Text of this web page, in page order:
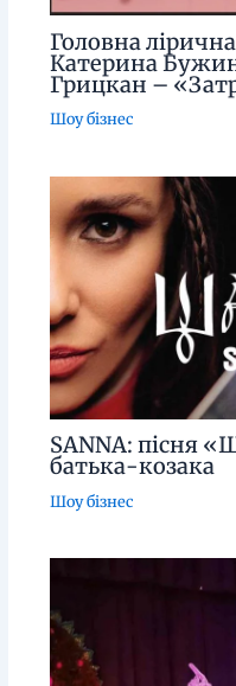
Головна
Катерина
Грицкан –
Шоу бізнес
SANNA: пісня
батька-козака
Шоу бізнес